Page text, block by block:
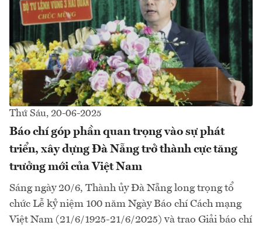
Thứ Sáu, 20-06-2025
Báo chí góp phần quan trọng vào sự phát
triển, xây dựng Đà Nẵng trở thành cực tăng
trưởng mới của Việt Nam
Sáng ngày 20/6, Thành ủy Đà Nẵng long trọng tổ
chức Lễ kỷ niệm 100 năm Ngày Báo chí Cách mạng
Việt Nam (21/6/1925-21/6/2025) và trao Giải báo chí